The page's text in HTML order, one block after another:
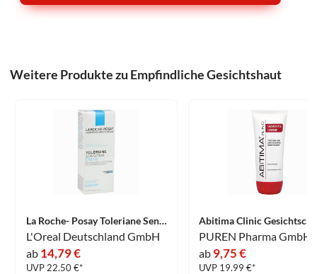
Weitere Produkte zu Empfindliche Gesichtshaut
La Roche- Posay Toleriane Sensitive Creme 40 ml
L'Oreal Deutschland GmbH
ab 14,79 €
UVP 22.50 €*
ab 9,75 €
UVP 19.99 €*